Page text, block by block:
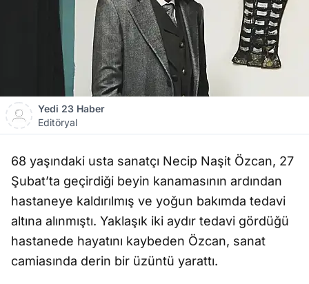
Yedi 23 Haber
Editöryal
68 yaşındaki usta sanatçı Necip Naşit Özcan, 27
Şubat’ta geçirdiği beyin kanamasının ardından
hastaneye kaldırılmış ve yoğun bakımda tedavi
altına alınmıştı. Yaklaşık iki aydır tedavi gördüğü
hastanede hayatını kaybeden Özcan, sanat
camiasında derin bir üzüntü yarattı.